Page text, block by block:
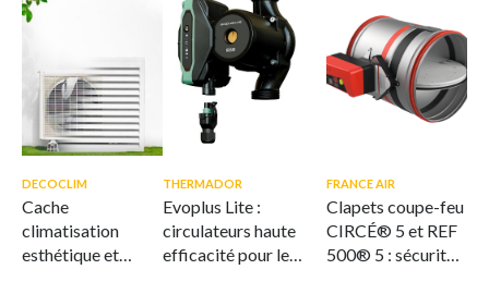
DECOCLIM
Cache
climatisation
esthétique et
THERMADOR
Evoplus Lite :
circulateurs haute
efficacité pour le
FRANCE AIR
Clapets coupe-feu
CIRCÉ® 5 et REF
500® 5 : sécurité